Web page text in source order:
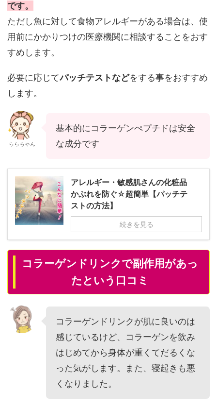
です。
ただし魚に対して食物アレルギーがある場合は、使
用前にかかりつけの医療機関に相談することをおす
すめします。
必要に応じてパッチテストなどをする事をおすすめ
します。
ららちゃん
基本的にコラーゲンぺプチドは安全
な成分です
アレルギー・敏感肌さんの化粧品
かぶれを防ぐ☆超簡単【パッチテ
ストの方法】
続きを見る
コラーゲンドリンクで副作用があっ
たという口コミ
コラーゲンドリンクが肌に良いのは
感じているけど、コラーゲンを飲み
はじめてから身体が重くてだるくな
った気がします。また、寝起きも悪
くなりました。